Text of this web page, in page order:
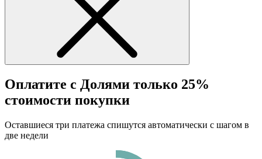
Оплатите с Долями только 25%
стоимости покупки
Оставшиеся три платежа спишутся автоматически с шагом в
две недели